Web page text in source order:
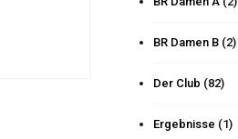
BR Damen B (2)
Der Club (82)
Ergebnisse (1)